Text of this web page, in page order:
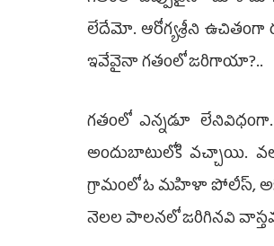
లేదేమో. ఆరోగ్యశ్రీని ఉచితంగా
ఇవేవైనా గతంలో జరిగాయా?..
గతంలో ఎన్నడూ
అందుబాటులోకి వచ్చాయి.
గ్రామంలో ఓ మహిళా పోలీస్‌,
నెలల పాలనలో జరిగినవి